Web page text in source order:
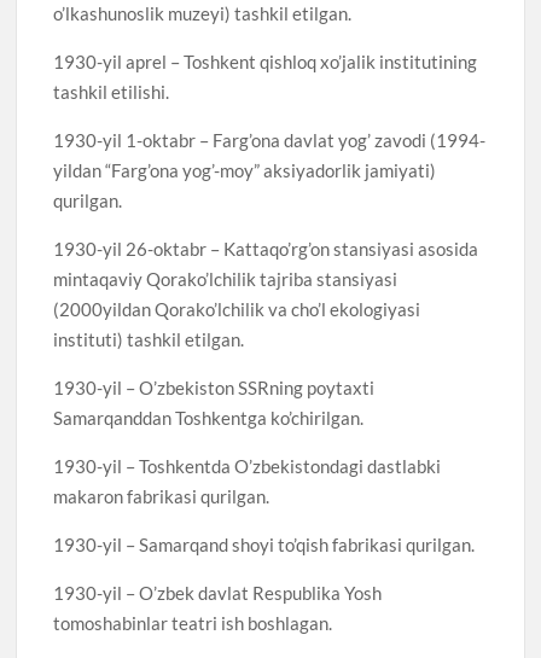
o’lkashunoslik muzeyi) tashkil etilgan.
1930-yil aprel – Toshkent qishloq xo’jalik institutining
tashkil etilishi.
1930-yil 1-oktabr – Farg’ona davlat yog’ zavodi (1994-
yildan “Farg’ona yog’-moy” aksiyadorlik jamiyati)
qurilgan.
1930-yil 26-oktabr – Kattaqo’rg’on stansiyasi asosida
mintaqaviy Qorako’lchilik tajriba stansiyasi
(2000yildan Qorako’lchilik va cho’l ekologiyasi
instituti) tashkil etilgan.
1930-yil – O’zbekiston SSRning poytaxti
Samarqanddan Toshkentga ko’chirilgan.
1930-yil – Toshkentda O’zbekistondagi dastlabki
makaron fabrikasi qurilgan.
1930-yil – Samarqand shoyi to’qish fabrikasi qurilgan.
1930-yil – O’zbek davlat Respublika Yosh
tomoshabinlar teatri ish boshlagan.